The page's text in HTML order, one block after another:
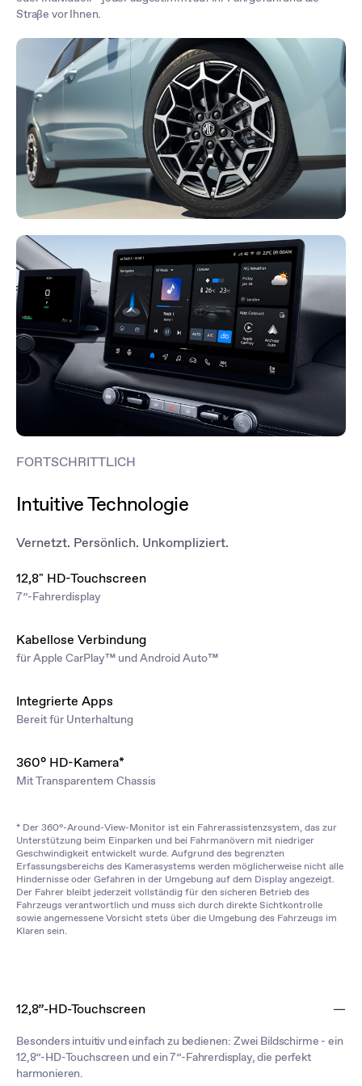
Straße vor Ihnen.
FORTSCHRITTLICH
Intuitive Technologie
Vernetzt. Persönlich. Unkompliziert.
12,8" HD-Touchscreen
7”-Fahrerdisplay
Kabellose Verbindung
für Apple CarPlay™ und Android Auto™
Integrierte Apps
Bereit für Unterhaltung
360° HD-Kamera*
Mit Transparentem Chassis
* Der 360°-Around-View-Monitor ist ein Fahrerassistenzsystem, das zur
Unterstützung beim Einparken und bei Fahrmanövern mit niedriger
Geschwindigkeit entwickelt wurde. Aufgrund des begrenzten
Erfassungsbereichs des Kamerasystems werden möglicherweise nicht alle
Hindernisse oder Gefahren in der Umgebung auf dem Display angezeigt.
Der Fahrer bleibt jederzeit vollständig für den sicheren Betrieb des
Fahrzeugs verantwortlich und muss sich durch direkte Sichtkontrolle
sowie angemessene Vorsicht stets über die Umgebung des Fahrzeugs im
Klaren sein.
12,8”-HD-Touchscreen
Besonders intuitiv und einfach zu bedienen: Zwei Bildschirme - ein
12,8”-HD-Touchscreen und ein 7”-Fahrerdisplay, die perfekt
harmonieren.